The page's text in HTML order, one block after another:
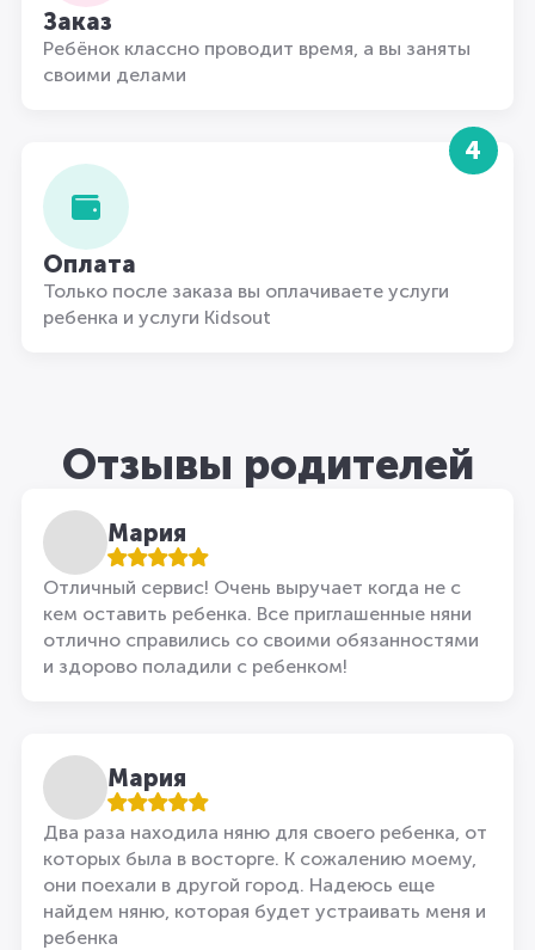
Заказ
Ребёнок классно проводит время, а вы заняты
своими делами
4
Оплата
Только после заказа вы оплачиваете услуги
ребенка и услуги Kidsout
Отзывы родителей
Мария
Отличный сервис! Очень выручает когда не с
кем оставить ребенка. Все приглашенные няни
отлично справились со своими обязанностями
и здорово поладили с ребенком!
Мария
Два раза находила няню для своего ребенка, от
которых была в восторге. К сожалению моему,
они поехали в другой город. Надеюсь еще
найдем няню, которая будет устраивать меня и
ребенка